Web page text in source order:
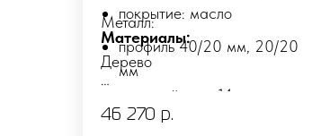
Материалы:
Дерево
покрытие: масло
Металл:
профиль 40/20 мм, 20/20
мм
стальной прут 14 мм
порошковая покраска
Возможно изготовление по
индивидуальным размерам и
46 270 р.